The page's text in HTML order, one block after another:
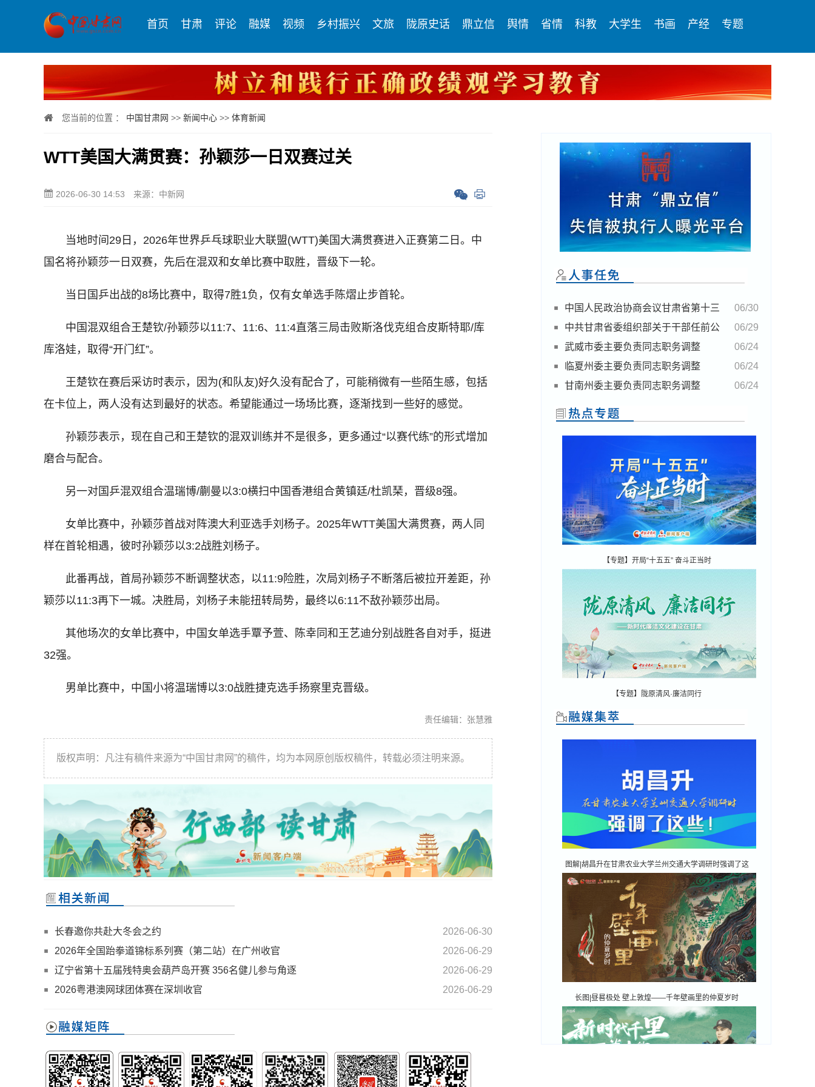
首页 甘肃 评论 融媒 视频 乡村振兴 文旅 陇原史话 鼎立信 舆情 省情 科教 大学生 书画 产经 专题
您当前的位置 ： 中国甘肃网 >> 新闻中心 >> 体育新闻
WTT美国大满贯赛：孙颖莎一日双赛过关
2026-06-30 14:53 来源：中新网
当地时间29日，2026年世界乒乓球职业大联盟(WTT)美国大满贯赛进入正赛第二日。中
国名将孙颖莎一日双赛，先后在混双和女单比赛中取胜，晋级下一轮。
当日国乒出战的8场比赛中，取得7胜1负，仅有女单选手陈熠止步首轮。
中国混双组合王楚钦/孙颖莎以11:7、11:6、11:4直落三局击败斯洛伐克组合皮斯特耶/库
库洛娃，取得“开门红”。
王楚钦在赛后采访时表示，因为(和队友)好久没有配合了，可能稍微有一些陌生感，包括
在卡位上，两人没有达到最好的状态。希望能通过一场场比赛，逐渐找到一些好的感觉。
孙颖莎表示，现在自己和王楚钦的混双训练并不是很多，更多通过“以赛代练”的形式增加
磨合与配合。
另一对国乒混双组合温瑞博/蒯曼以3:0横扫中国香港组合黄镇廷/杜凯琹，晋级8强。
女单比赛中，孙颖莎首战对阵澳大利亚选手刘杨子。2025年WTT美国大满贯赛，两人同
样在首轮相遇，彼时孙颖莎以3:2战胜刘杨子。
此番再战，首局孙颖莎不断调整状态，以11:9险胜，次局刘杨子不断落后被拉开差距，孙
颖莎以11:3再下一城。决胜局，刘杨子未能扭转局势，最终以6:11不敌孙颖莎出局。
其他场次的女单比赛中，中国女单选手覃予萱、陈幸同和王艺迪分别战胜各自对手，挺进
32强。
男单比赛中，中国小将温瑞博以3:0战胜捷克选手扬察里克晋级。
责任编辑：张慧雅
版权声明：凡注有稿件来源为“中国甘肃网”的稿件，均为本网原创版权稿件，转载必须注明来源。
2026-06-30
长春邀你共赴大冬会之约
2026-06-29
2026年全国跆拳道锦标系列赛（第二站）在广州收官
2026-06-29
辽宁省第十五届残特奥会葫芦岛开赛 356名健儿参与角逐
2026-06-29
2026粤港澳网球团体赛在深圳收官
06/30
中国人民政治协商会议甘肃省第十三
届委员会任免名单
06/29
中共甘肃省委组织部关于干部任前公
示的公告
06/24
武威市委主要负责同志职务调整
06/24
临夏州委主要负责同志职务调整
06/24
甘南州委主要负责同志职务调整
【专题】开局“十五五” 奋斗正当时
【专题】陇原清风·廉洁同行
图解|胡昌升在甘肃农业大学兰州交通大学调研时强调了这
长图|昼晷极处 壁上敦煌——千年壁画里的仲夏岁时